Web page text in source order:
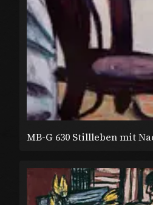
MB-G 630 Stillleben mit